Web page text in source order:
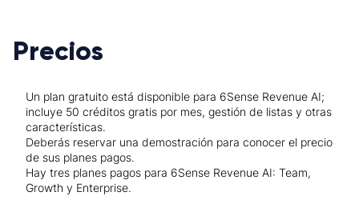
Precios
Un plan gratuito está disponible para 6Sense Revenue AI;
incluye 50 créditos gratis por mes, gestión de listas y otras
características.
Deberás reservar una demostración para conocer el precio
de sus planes pagos.
Hay tres planes pagos para 6Sense Revenue AI: Team,
Growth y Enterprise.